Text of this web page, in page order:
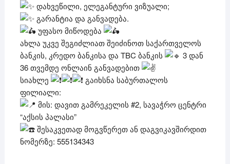
დახვეწილი, ელეგანტური ვიზუალი;
გარანტია და განვადება.
უფასო მიწოდება
ახლა უკვე შეგიძლიათ შეიძინოთ საქართველოს
ბანკის, კრედო ბანკისა და TBC ბანკის
3 დან
36 თვემდე ონლაინ განვადებით
სიახლე
გაიხსნა საბურთალოს
ფილიალი:
მის: დავით გამრეკელის #2, სავაჭრო ცენტრი
“აქსის პალასი”
შესაკვეთად მოგვწერეთ ან დაგვიკავშირდით
ნომერზე: 555134343